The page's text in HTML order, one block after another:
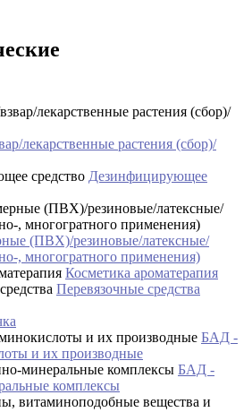
лекарственные растения (сбор)/
Дезинфицирующее
(ПВХ)/резиновые/латексные/
, многогратного применения)
Косметика ароматерапия
Перевязочные средства
БАД -
и их производные
БАД -
комплексы